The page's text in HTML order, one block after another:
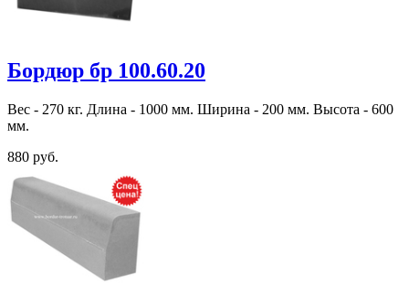
Бордюр бр 100.60.20
Вес - 270 кг. Длина - 1000 мм. Ширина - 200 мм. Высота - 600
мм.
880 руб.